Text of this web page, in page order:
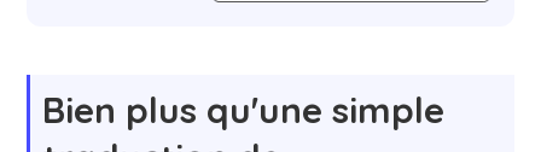
Bien plus qu'une simple